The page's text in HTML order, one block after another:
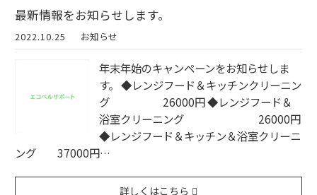
最新情報をお知らせします。
2022.10.25 お知らせ
年末年始のキャンペーンをお知らせしま
す。 ◆レンジフード＆キッチンクリーニン
グ 26000円 ◆レンジフード＆
浴室クリーニング 26000円
◆レンジフード＆キッチン＆浴室クリーニ
ング 37000円…
詳しくはこちら